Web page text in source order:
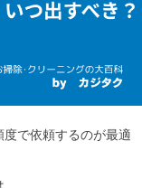
で依頼するのが最適